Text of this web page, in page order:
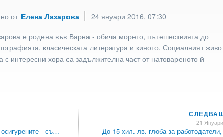
от Елена Лазарова
24 януари 2016, 07:30
е родена във Варна - обича морето, пътешествията до
класическата литература и киното. Социалният
с интересни хора са задължителна част от натовареното й
- съ…
21
До 15 хил. лв. глоба за